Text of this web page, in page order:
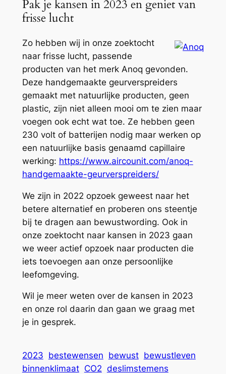
Pak je kansen in 2023 en geniet van
frisse lucht
Zo hebben wij in onze zoektocht
naar frisse lucht, passende
producten van het merk Anoq gevonden.
Deze handgemaakte geurverspreiders
gemaakt met natuurlijke producten, geen
plastic, zijn niet alleen mooi om te zien maar
voegen ook echt wat toe. Ze hebben geen
230 volt of batterijen nodig maar werken op
een natuurlijke basis genaamd capillaire
werking: https://www.aircounit.com/anoq-
handgemaakte-geurverspreiders/
We zijn in 2022 opzoek geweest naar het
betere alternatief en proberen ons steentje
bij te dragen aan bewustwording. Ook in
onze zoektocht naar kansen in 2023 gaan
we weer actief opzoek naar producten die
iets toevoegen aan onze persoonlijke
leefomgeving.
Wil je meer weten over de kansen in 2023
en onze rol daarin dan gaan we graag met
je in gesprek.
2023 bestewensen bewust bewustleven
binnenklimaat CO2 deslimstemens